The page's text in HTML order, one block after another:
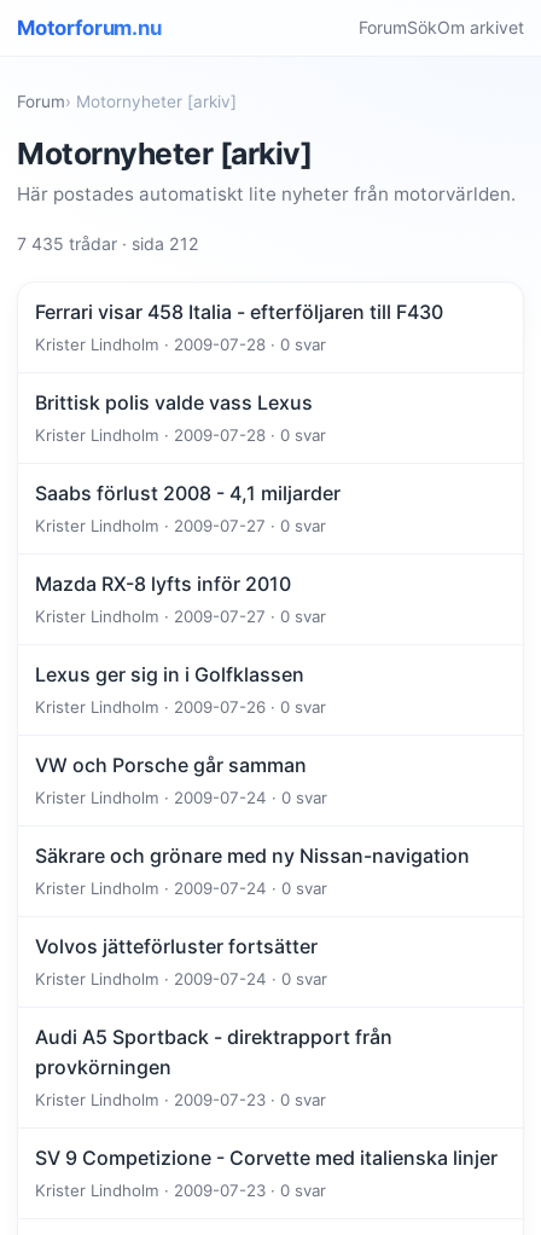
Motorforum.nu ForumSökOm arkivet
Forum› Motornyheter [arkiv]
Motornyheter [arkiv]
Här postades automatiskt lite nyheter från motorvärlden.
7 435 trådar · sida 212
Ferrari visar 458 Italia - efterföljaren till F430
Krister Lindholm · 2009-07-28 · 0 svar
Brittisk polis valde vass Lexus
Krister Lindholm · 2009-07-28 · 0 svar
Saabs förlust 2008 - 4,1 miljarder
Krister Lindholm · 2009-07-27 · 0 svar
Mazda RX-8 lyfts inför 2010
Krister Lindholm · 2009-07-27 · 0 svar
Lexus ger sig in i Golfklassen
Krister Lindholm · 2009-07-26 · 0 svar
VW och Porsche går samman
Krister Lindholm · 2009-07-24 · 0 svar
Säkrare och grönare med ny Nissan-navigation
Krister Lindholm · 2009-07-24 · 0 svar
Volvos jätteförluster fortsätter
Krister Lindholm · 2009-07-24 · 0 svar
Audi A5 Sportback - direktrapport från
provkörningen
Krister Lindholm · 2009-07-23 · 0 svar
SV 9 Competizione - Corvette med italienska linjer
Krister Lindholm · 2009-07-23 · 0 svar